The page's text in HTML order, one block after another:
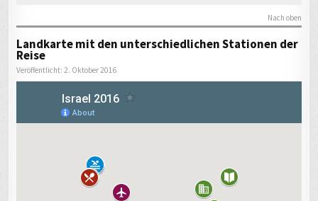
Nach oben
Landkarte mit den unterschiedlichen Stationen der
Reise
Veröffentlicht: 2. Oktober 2016